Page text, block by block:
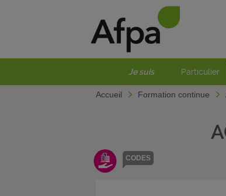
Je suis Particulier
Accueil Formation continue
CODES